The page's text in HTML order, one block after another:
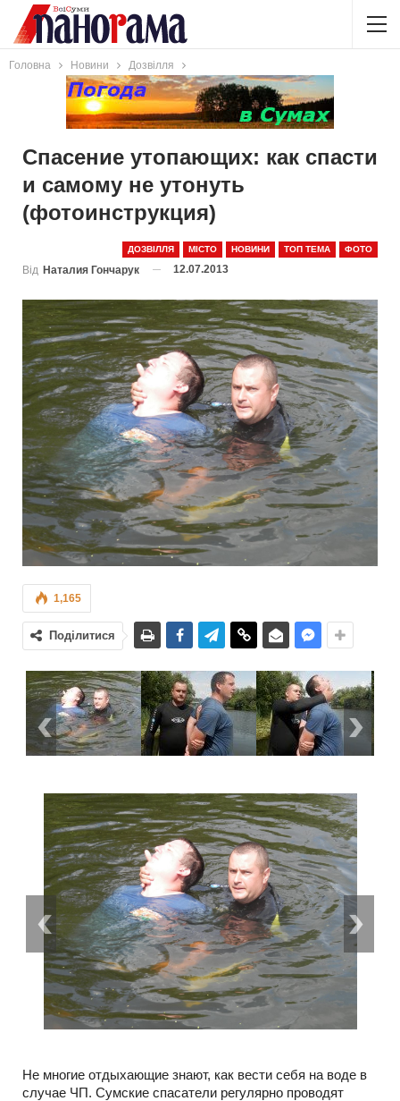
Головна Новини Дозвілля
Спасение утопающих: как спасти
и самому не утонуть
(фотоинструкция)
ДОЗВІЛЛЯ МІСТО НОВИНИ ТОП ТЕМА ФОТО
Від Наталия Гончарук 12.07.2013
1,165
Поділитися
Не многие отдыхающие знают, как вести себя на воде в
случае ЧП. Сумские спасатели регулярно проводят